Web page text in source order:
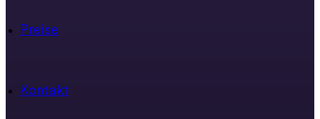
Preise
Kontakt